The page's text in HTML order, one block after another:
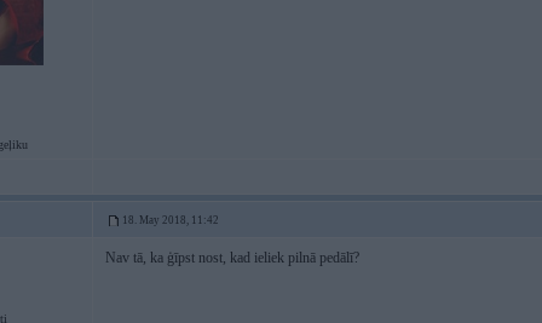
18. May 2018, 11:42
Nav tā, ka ģīpst nost, kad ieliek pilnā pedālī?